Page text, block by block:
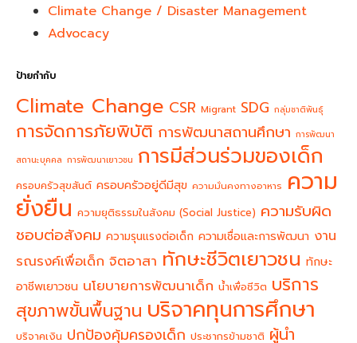
Climate Change / Disaster Management
Advocacy
ป้ายกำกับ
Climate Change CSR Migrant SDG กลุ่มชาติพันธุ์
การจัดการภัยพิบัติ การพัฒนาสถานศึกษา การพัฒนา
สถานะบุคคล การพัฒนาเยาวชน การมีส่วนร่วมของเด็ก
ครอบครัวสุขสันต์ ครอบครัวอยู่ดีมีสุข ความมั่นคงทางอาหาร ความ
ยั่งยืน ความยุติธรรมในสังคม (Social Justice) ความรับผิด
ชอบต่อสังคม ความรุนแรงต่อเด็ก ความเชื่อและการพัฒนา งาน
รณรงค์เพื่อเด็ก จิตอาสา ทักษะชีวิตเยาวชน ทักษะ
อาชีพเยาวชน นโยบายการพัฒนาเด็ก น้ำเพื่อชีวิต บริการ
สุขภาพขั้นพื้นฐาน บริจาคทุนการศึกษา
บริจาคเงิน ปกป้องคุ้มครองเด็ก ประชากรข้ามชาติ ผู้นำ